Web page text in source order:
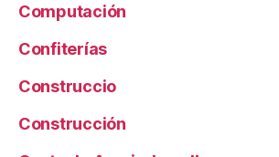
Computación
Confiterías
Construccio
Construcción